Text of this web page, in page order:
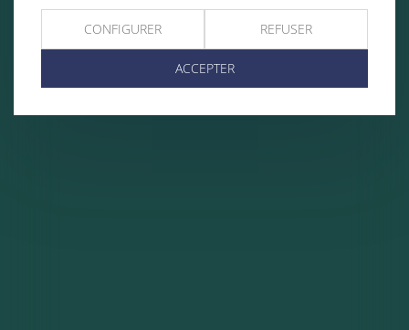
CONFIGURER REFUSER
ACCEPTER